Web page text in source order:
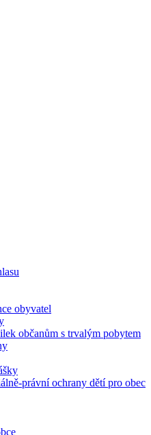
obyvatel
občanům s trvalým pobytem
právní ochrany dětí pro obec